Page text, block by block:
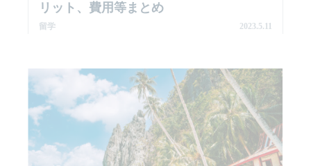
リット、費用等まとめ
留学 2023.5.11